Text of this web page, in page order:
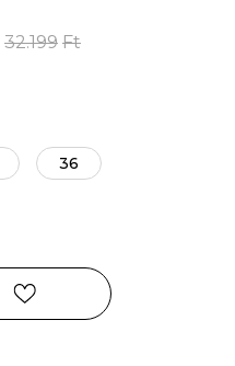
32.199 Ft
36